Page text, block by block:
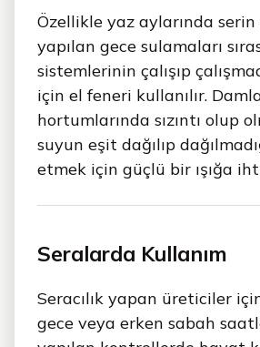
Özellikle yaz aylarında
yapılan gece sulamaları
sistemlerinin çalışıp
için el feneri kullanılır.
hortumlarında sızıntı olup
suyun eşit dağılıp
etmek için güçlü bir ışığa
Seralarda Kullanım
Seracılık yapan üreticiler
gece veya erken sabah